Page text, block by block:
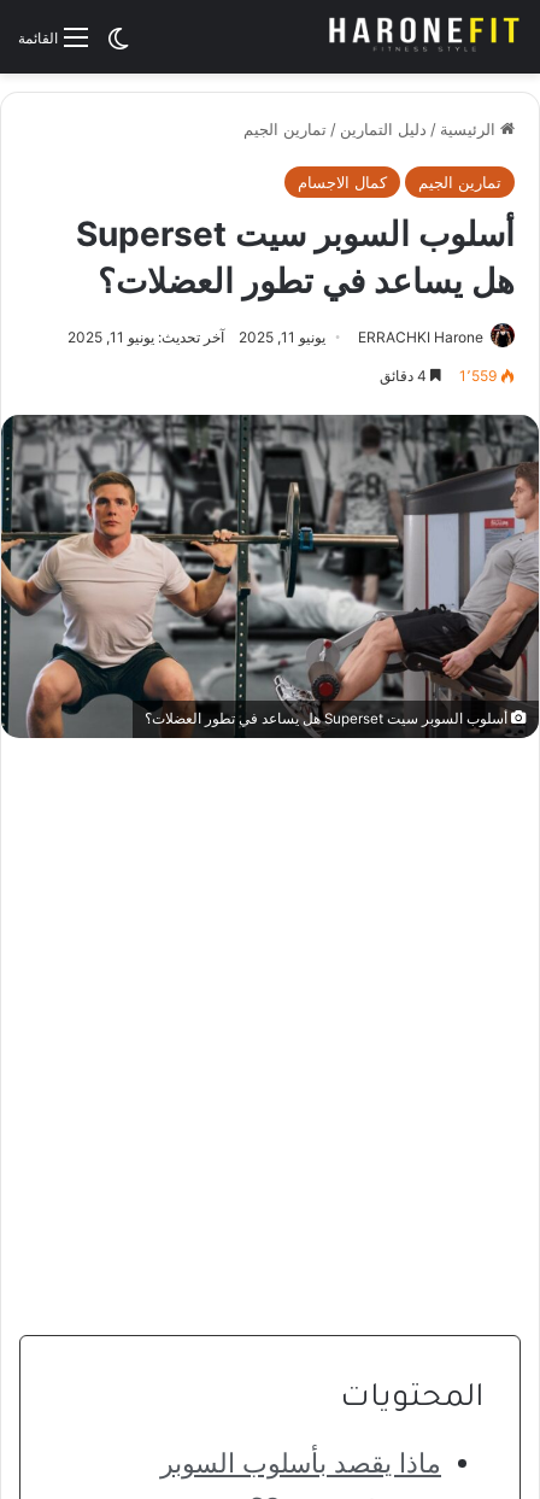
القائمةالوضع
الرئيسية / دليل التمارين / تمارين الجيم
تمارين الجيم كمال الاجسام
أسلوب السوبر سيت Superset
هل يساعد في تطور العضلات؟
ERRACHKI Harone يونيو 11, 2025 آخر تحديث: يونيو 11, 2025
1٬559
أسلوب السوبر سيت Superset هل يساعد في تطور العضلات؟
المحتويات
ماذا يقصد بأسلوب السوبر